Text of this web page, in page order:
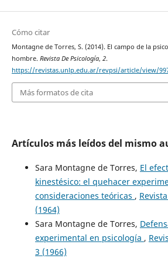
Cómo citar
Montagne de Torres, S. (2014). El campo de la
hombre. Revista De Psicología, 2.
https://revistas.unlp.edu.ar/revpsi/article/view/
Más formatos de cita
Artículos más leídos del mismo
Sara Montagne de Torres, El
kinestésico: el quehacer
consideraciones teóricas ,
(1964)
Sara Montagne de Torres,
experimental en psicología ,
3 (1966)